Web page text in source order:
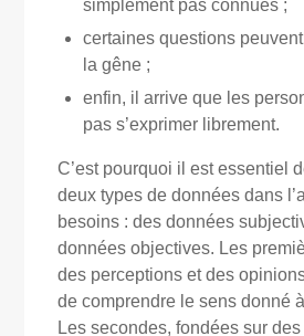
simplement pas connues ;
certaines questions
la gêne ;
enfin, il arrive que les
pas s’exprimer librement.
C’est pourquoi il est essentiel
deux types de données dans
besoins : des données
données objectives. Les
des perceptions et des
de comprendre le sens donné
Les secondes, fondées sur